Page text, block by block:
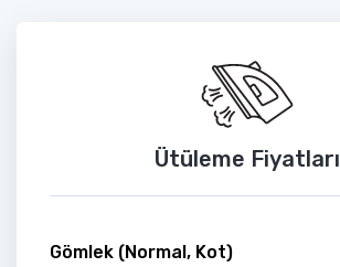
Ütüleme Fiyatları
Gömlek (Normal, Kot)